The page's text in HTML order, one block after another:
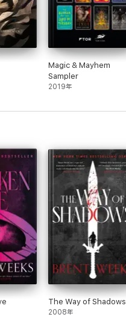
Magic & Mayhem
Sampler
2019年
The Way of Shadows
2008年